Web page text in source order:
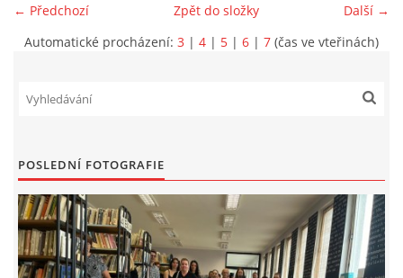
"KNIHOBUDKY"
E-KNIHY DO KAŽDÉ KNIHOVNY
GRANTY A DOTACE
← Předchozí Další →
Zpět do složky
Automatické procházení: 3 | 4 | 5 | 6 | 7 (čas ve vteřinách)
POSLEDNÍ FOTOGRAFIE